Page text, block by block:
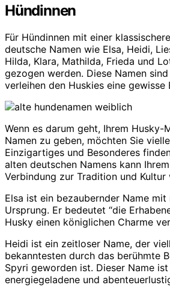
Hündinnen
Für Hündinnen mit einer
deutsche Namen wie Elsa, Heidi,
Hilda, Klara, Mathilda, Frieda und
gezogen werden. Diese Namen
verleihen den Huskies eine gewisse
Wenn es darum geht, Ihrem Husky-
Namen zu geben, möchten Sie
Einzigartiges und Besonderes
alten deutschen Namens kann
Verbindung zur Tradition und Kultur
Elsa ist ein bezaubernder Name mit
Ursprung. Er bedeutet “die
Husky einen königlichen Charme
Heidi ist ein zeitloser Name, der
bekanntesten durch das berühmte
Spyri geworden ist. Dieser Name
energiegeladene und